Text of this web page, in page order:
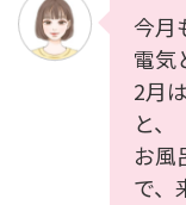
今月
電気
2月
と、
お風
で、